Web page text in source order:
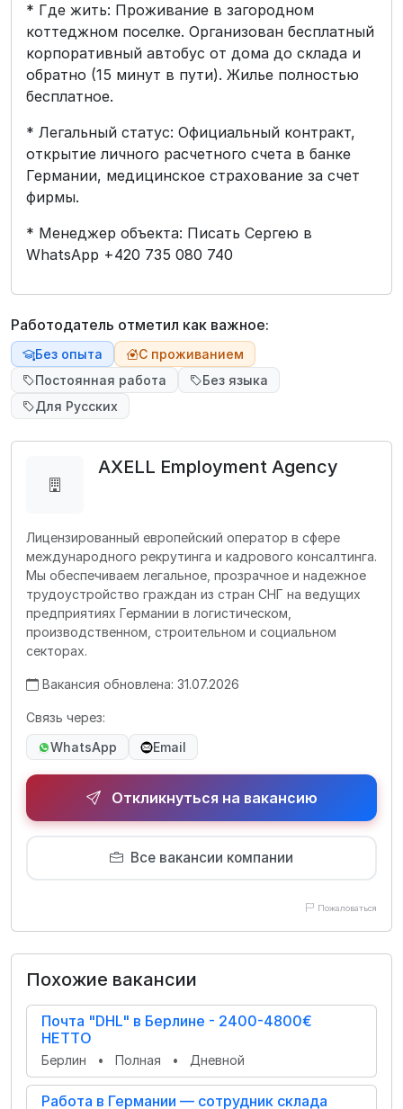
* Где жить: Проживание в загородном
коттеджном поселке. Организован бесплатный
корпоративный автобус от дома до склада и
обратно (15 минут в пути). Жилье полностью
бесплатное.
* Легальный статус: Официальный контракт,
открытие личного расчетного счета в банке
Германии, медицинское страхование за счет
фирмы.
* Менеджер объекта: Писать Сергею в
WhatsApp +420 735 080 740
Работодатель отметил как важное:
Без опыта
С проживанием
Постоянная работа
Без языка
Для Русских
AXELL Employment Agency
Лицензированный европейский оператор в сфере
международного рекрутинга и кадрового консалтинга.
Мы обеспечиваем легальное, прозрачное и надежное
трудоустройство граждан из стран СНГ на ведущих
предприятиях Германии в логистическом,
производственном, строительном и социальном
секторах.
Вакансия обновлена: 31.07.2026
Связь через:
WhatsApp
Email
Откликнуться на вакансию
Все вакансии компании
Пожаловаться
Похожие вакансии
Почта "DHL" в Берлине - 2400-4800€
НЕТТО
Берлин • Полная • Дневной
Работа в Германии — сотрудник склада